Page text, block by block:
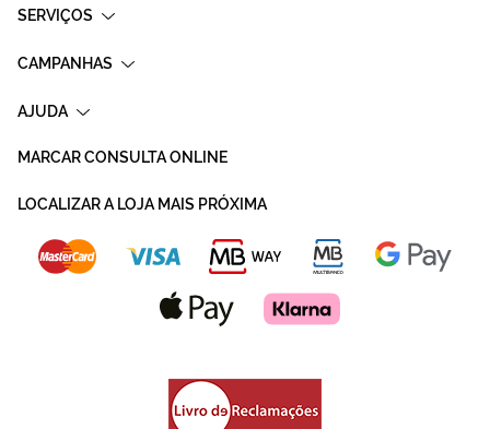
SERVIÇOS
CAMPANHAS
AJUDA
MARCAR CONSULTA ONLINE
LOCALIZAR A LOJA MAIS PRÓXIMA